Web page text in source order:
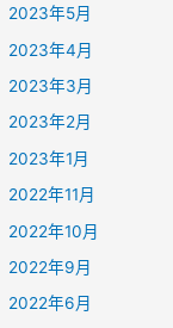
2023年5月
2023年4月
2023年3月
2023年2月
2023年1月
2022年11月
2022年10月
2022年9月
2022年6月